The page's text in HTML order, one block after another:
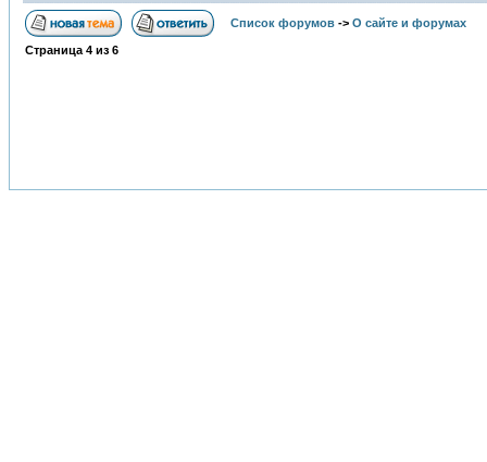
Список форумов -> О сайте и форумах
Страница 4 из 6